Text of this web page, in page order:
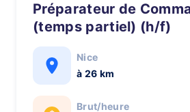
Préparateur de Commandes
(temps partiel) (h/f)
Nice
à 26 km
Brut/heure